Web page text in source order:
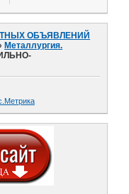
ОБЪЯВЛЕНИЙ
Металлургия.